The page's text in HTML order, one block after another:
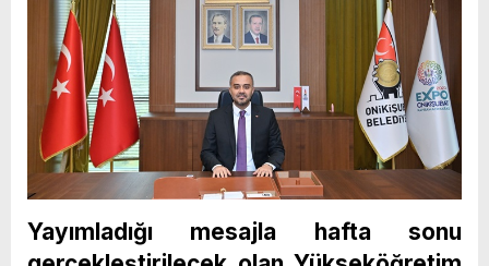
Yayımladığı mesajla hafta sonu